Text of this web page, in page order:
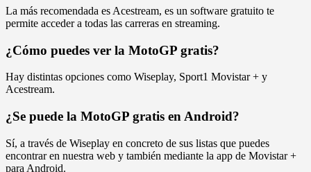
La más recomendada es Acestream, es un software gratuito te
permite acceder a todas las carreras en streaming.
¿Cómo puedes ver la MotoGP gratis?
Hay distintas opciones como Wiseplay, Sport1 Movistar + y
Acestream.
¿Se puede la MotoGP gratis en Android?
Sí, a través de Wiseplay en concreto de sus listas que puedes
encontrar en nuestra web y también mediante la app de Movistar +
para Android.